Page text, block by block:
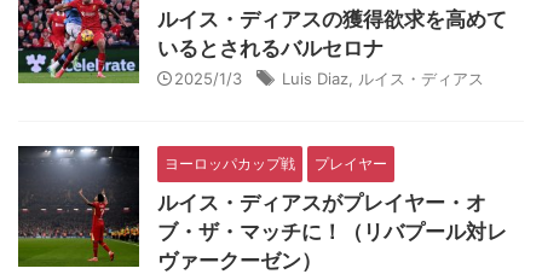
ルイス・ディアスの獲得欲求を高めて
いるとされるバルセロナ
2025/1/3 Luis Diaz ルイス・ディアス
ヨーロッパカップ戦 プレイヤー
ルイス・ディアスがプレイヤー・オ
ブ・ザ・マッチに！（リバプール対レ
ヴァークーゼン）